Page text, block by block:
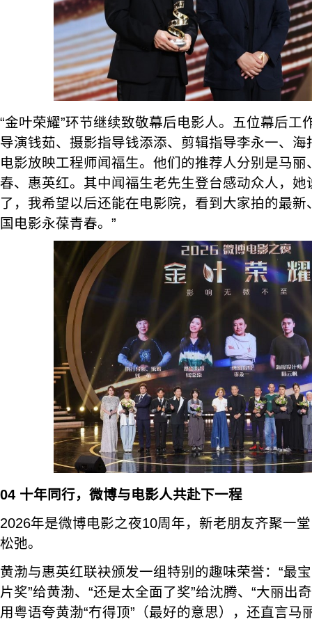
“金叶荣耀”环节继续致敬幕后电影人。五位幕后工
导演钱茹、摄影指导钱添添、剪辑指导李永一、
电影放映工程师闻福生。他们的推荐人分别是马
春、惠英红。其中闻福生老先生登台感动众人，她
了，我希望以后还能在电影院，看到大家拍的最
国电影永葆青春。”
04 十年同行，微博与电影人共赴下一程
2026年是微博电影之夜10周年，新老朋友齐聚一
松弛。
黄渤与惠英红联袂颁发一组特别的趣味荣誉：“最
片奖”给黄渤、“还是太全面了奖”给沈腾、“大丽出
用粤语夸黄渤“冇得顶”（最好的意思），还直言马